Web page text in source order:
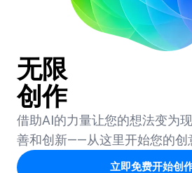
无限
创作
借助AI的力量让您的想法变为
善和创新——从这里开始您的创
立即免费开始创